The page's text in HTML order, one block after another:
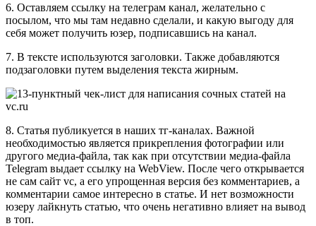
6. Оставляем ссылку на телеграм канал, желательно с
посылом, что мы там недавно сделали, и какую выгоду для
себя может получить юзер, подписавшись на канал.
7. В тексте используются заголовки. Также добавляются
подзаголовки путем выделения текста жирным.
8. Статья публикуется в наших тг-каналах. Важной
необходимостью является прикрепления фотографии или
другого медиа-файла, так как при отсутствии медиа-файла
Telegram выдает ссылку на WebView. После чего открывается
не сам сайт vc, а его упрощенная версия без комментариев, а
комментарии самое интересно в статье. И нет возможности
юзеру лайкнуть статью, что очень негативно влияет на вывод
в топ.